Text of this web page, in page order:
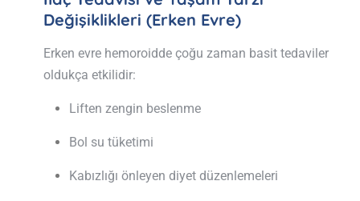
Değişiklikleri (Erken Evre)
Erken evre hemoroidde çoğu zaman basit tedaviler
oldukça etkilidir:
Liften zengin beslenme
Bol su tüketimi
Kabızlığı önleyen diyet düzenlemeleri